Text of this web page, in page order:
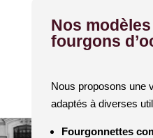
Nos
fourgons
Nous proposons une
adaptés à diverses
Fourgonnettes